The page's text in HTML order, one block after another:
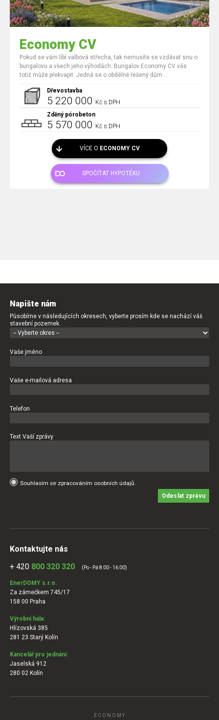
Economy CV
Pokud se vám líbí valbová střecha, tak nemusíte se vzdávat snu o
bungalovu a všech jeho výhodách. Bungalov Economy CV vás
totiž může překvapit. Jedná se o obdélně řešený dům ..
Dřevostavba
5 220 000 Kč s DPH
Zděný pórobeton
5 570 000 Kč s DPH
VÍCE O ECONOMY CV
SPOČÍTAT HYPOTÉKU
Napište nám
Působíme v následujících okresech, vyberte prosím kde se nachází váš
stavební pozemek.
Vaše jméno
Vaše e-mailová adresa
Telefon
Text Vaší zprávy
Souhlasím se zpracováním osobních údajů.
Odeslat zprávu
Kontaktujte nás
+ 420 800 320 320 (Po - Pá 8:00 - 16:00)
EnerDOMY s.r.o.
Za zámečkem 745/17
158 00 Praha
Výrobní hala:
Hlízovská 385
281 23 Starý Kolín
Kancelář pro jednání:
Jaselská 912
280 02 Kolín
ECONOMY